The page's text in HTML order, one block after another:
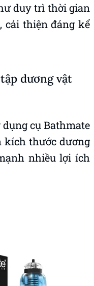
duy trì thời gian
cải thiện đáng kể
dương vật
cụ Bathmate
kích thước dương
nhiều lợi ích